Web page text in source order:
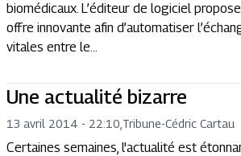
biomédicaux. L’éditeur de logiciel
offre innovante afin d’automatiser
vitales entre le...
Une actualité bizarre
13 avril 2014 - 22:10 Tribune-Cédric Cartau
Certaines semaines, l'actualité est